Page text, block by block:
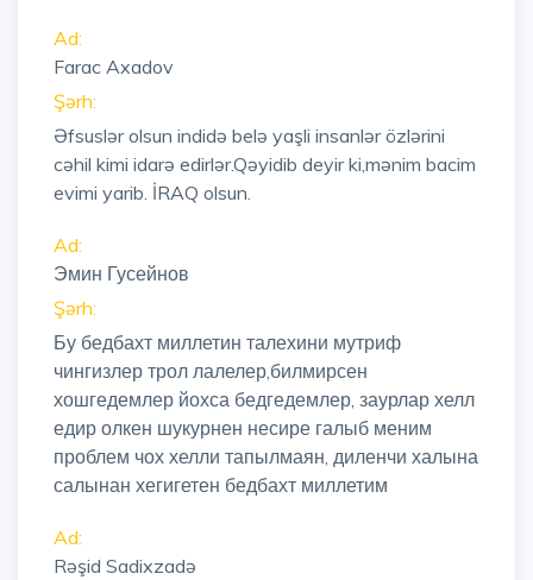
Ad:
Farac Axadov
Şərh:
Əfsuslər olsun indidə belə yaşli insanlər özlərini
cəhil kimi idarə edirlər.Qəyidib deyir ki,mənim bacim
evimi yarib. İRAQ olsun.
Ad:
Эмин Гусейнов
Şərh:
Бу бедбахт миллетин талехини мутриф
чингизлер трол лалелер,билмирсен
хошгедемлер йохса бедгедемлер, заурлар хелл
едир олкен шукурнен несире галыб меним
проблем чох хелли тапылмаян, диленчи халына
салынан хегигетен бедбахт миллетим
Ad:
Rəşid Sadixzadə